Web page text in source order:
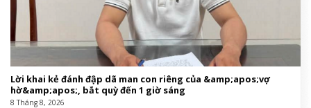
Lời khai kẻ đánh đập dã man con riêng của &amp;apos;vợ
hờ&amp;apos;, bắt quỳ đến 1 giờ sáng
8 Tháng 8, 2026